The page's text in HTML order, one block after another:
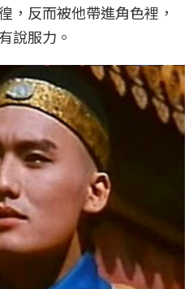
，反而被他帶進角色裡，
說服力。